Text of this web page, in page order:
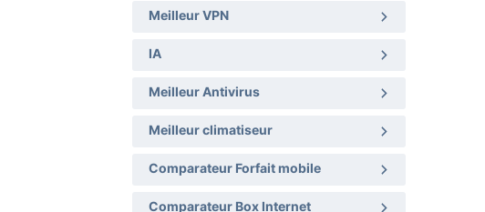
Meilleur VPN
IA
Meilleur Antivirus
Meilleur climatiseur
Comparateur Forfait mobile
Comparateur Box Internet